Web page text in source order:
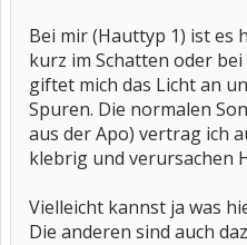
Bei mir (Hauttyp 1) ist es
kurz im Schatten oder
giftet mich das Licht an
Spuren. Die normalen
aus der Apo) vertrag ich
klebrig und verursachen
Vielleicht kannst ja was
Die anderen sind auch